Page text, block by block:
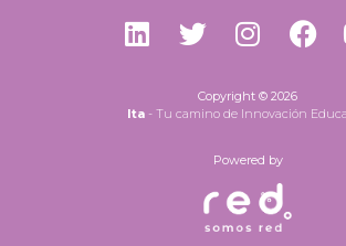
L
i
e
T
w
t
t
I
n
t
a
g
a
m
F
a
e
b
Copyright © 2026
Ita- Tu camino de Innovación
Powered by